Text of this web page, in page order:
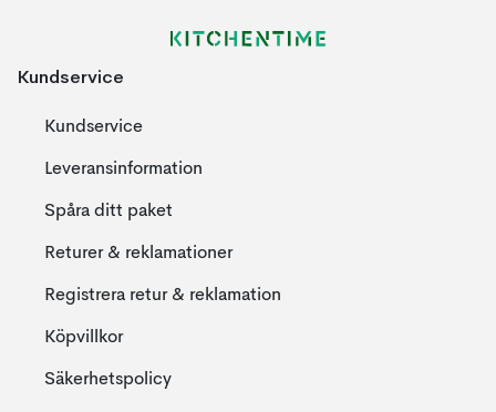
Kundservice
Kundservice
Leveransinformation
Spåra ditt paket
Returer & reklamationer
Registrera retur & reklamation
Köpvillkor
Säkerhetspolicy